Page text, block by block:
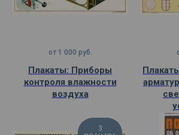
от 1 000 руб.
Плакаты: Приборы
контроля влажности
воздуха
3